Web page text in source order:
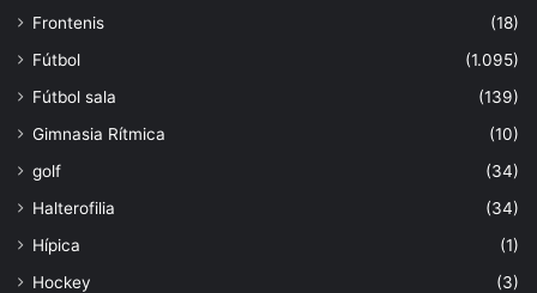
Frontenis
(18)
Fútbol
(1.095)
Fútbol sala
(139)
Gimnasia Rítmica
(10)
golf
(34)
Halterofilia
(34)
Hípica
(1)
Hockey
(3)